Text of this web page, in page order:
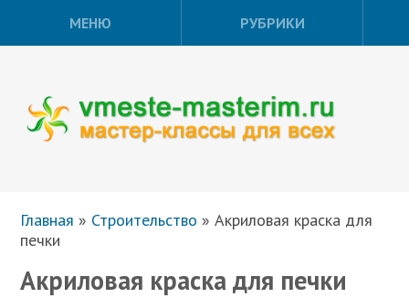
МЕНЮ РУБРИКИ
Главная » Строительство »Акриловая краска для
печки
Акриловая краска для печки